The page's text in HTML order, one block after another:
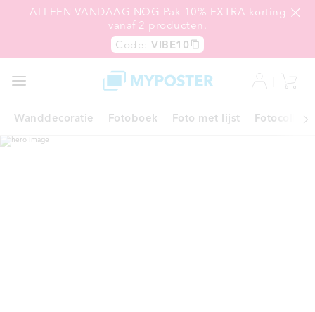
ALLEEN VANDAAG NOG Pak 10% EXTRA korting
vanaf 2 producten.
Code: VIBE10
SALE
EXPRESS
Wanddecoratie Fotoboek Foto met lijst Fotocollage